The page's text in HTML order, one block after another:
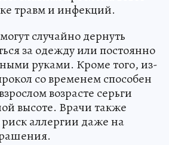
травм и инфекций.
случайно дернуть
за одежду или постоянно
руками. Кроме того, из-
со временем способен
возрасте серьги
высоте. Врачи также
аллергии даже на